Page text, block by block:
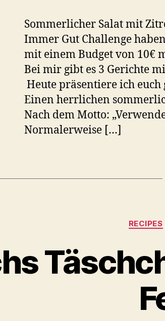
Sommerlicher Salat mit
Immer Gut Challenge
mit einem Budget von 10€
Bei mir gibt es 3 Gerichte
Heute präsentiere ich
Einen herrlichen
Nach dem Motto:
Normalerweise […]
RECIPES